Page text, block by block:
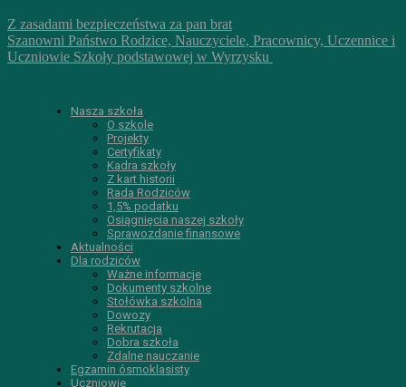
Z zasadami bezpieczeństwa za pan brat
Szanowni Państwo Rodzice, Nauczyciele, Pracownicy, Uczennice i
Uczniowie Szkoły podstawowej w Wyrzysku
Nasza szkoła
O szkole
Projekty
Certyfikaty
Kadra szkoły
Z kart historii
Rada Rodziców
1,5% podatku
Osiągnięcia naszej szkoły
Sprawozdanie finansowe
Aktualności
Dla rodziców
Ważne informacje
Dokumenty szkolne
Stołówka szkolna
Dowozy
Rekrutacja
Dobra szkoła
Zdalne nauczanie
Egzamin ósmoklasisty
Uczniowie